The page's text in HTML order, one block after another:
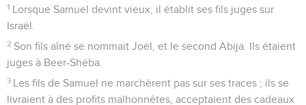
1 Lorsque Samuel devint vieux, il établit ses fils juges sur
Israël.
2 Son fils aîné se nommait Joël, et le second Abija. Ils étaient
juges à Beer-Shéba.
3 Les fils de Samuel ne marchèrent pas sur ses traces ; ils se
livraient à des profits malhonnêtes, acceptaient des cadeaux